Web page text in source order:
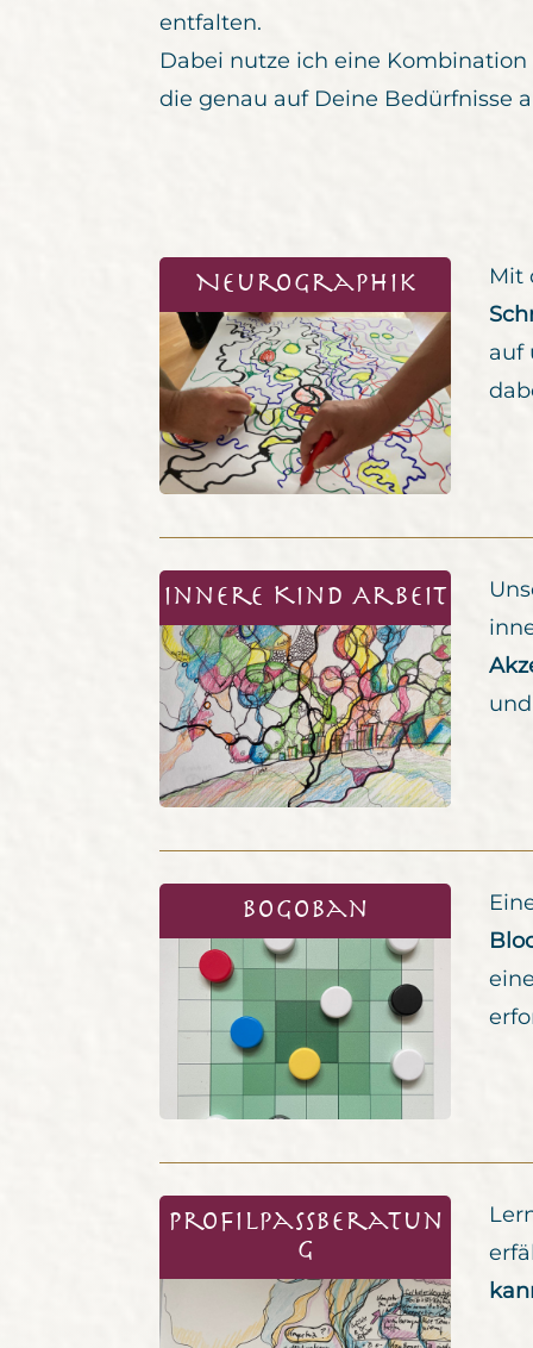
entfalten.
Dabei nutze ich eine
die genau auf Deine Bedürfnisse
NeuroGraphik
Mit
auf
Innere Kind Arbeit
BoGoban
Profilpassberatun
g